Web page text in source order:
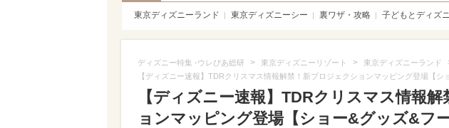
東京ディズニーランド 東京ディズニーシー 裏ワザ・攻略 子どもとディズ
ディズニー特集 -ウレぴあ総研 > 東京ディズニーリゾート > 東京ディズニーランド
【ディズニー速報】TDRクリスマス情報解禁！新プロジェクションマッピング登場【シ
【ディズニー速報】TDRクリスマス情報
ョンマッピング登場【ショー&グッズ&フ